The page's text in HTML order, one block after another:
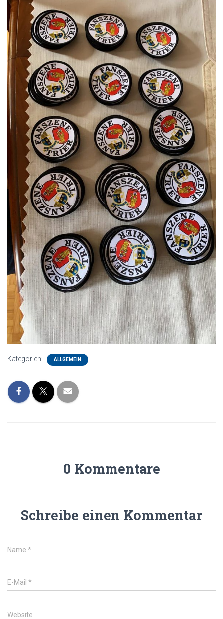
Kategorien: ALLGEMEIN
0 Kommentare
Schreibe einen Kommentar
Name *
E-Mail *
Website